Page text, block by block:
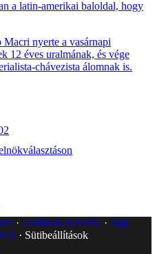
a latin-amerikai baloldal, hogy
nyerte a vasárnapi
12 éves uralmának, és vége
chávezista álomnak is.
Javítások kezelése
Jogi
Sütibeállítások